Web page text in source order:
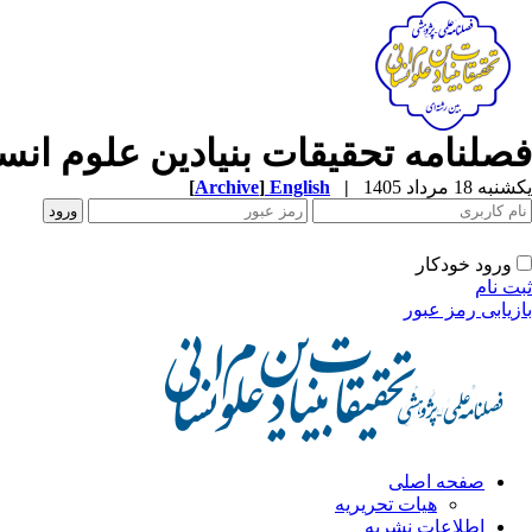
فصلنامه تحقیقات بنیادین علوم
یکشنبه 18 مرداد 1405 |
English
[Archive]
ورود خودکار
ثبت نام
بازیابی رمز عبور
صفحه اصلی
هیات تحریریه
اطلاعات نشریه